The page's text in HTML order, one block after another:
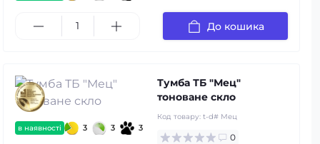
До кошика
в наявності 3 3 3
Тумба ТБ "Мец"
тоноване скло
Код товару: t-d# Мец
0